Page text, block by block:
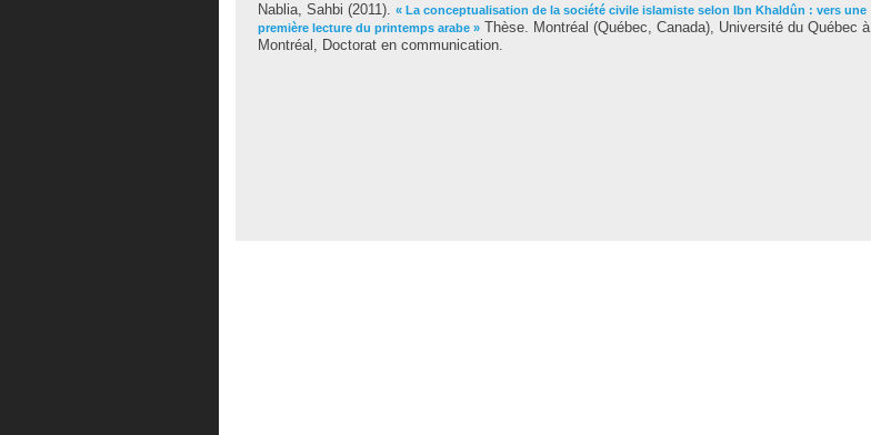
Nablia, Sahbi (2011). « La conceptualisation de la société civile islamiste selon Ibn Khaldûn : vers une
première lecture du printemps arabe » Thèse. Montréal (Québec, Canada), Université du Québec à
Montréal, Doctorat en communication.